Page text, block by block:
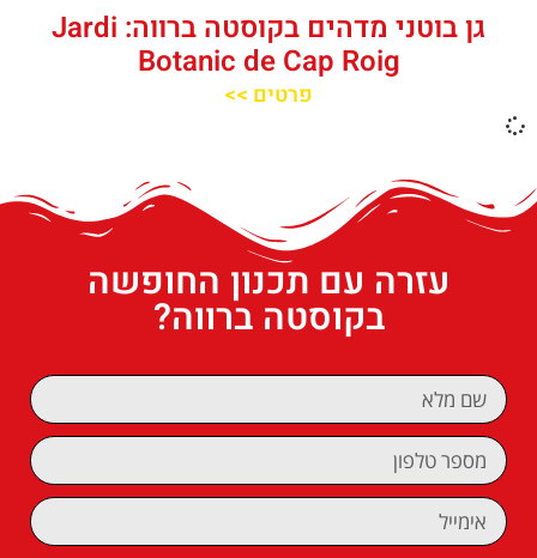
גן בוטני מדהים בקוסטה ברווה: Jardi
Botanic de Cap Roig
פרטים >>
עזרה עם תכנון החופשה
בקוסטה ברווה?